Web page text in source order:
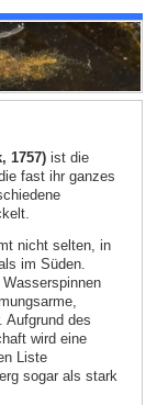
1757)ist die
fast ihr ganzes
nicht selten, in
im Süden.
Aufgrund des
wird eine
Liste
sogar als stark